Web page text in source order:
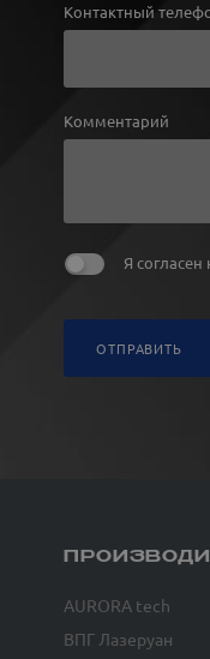
Контактный
Комментарий
Я
ОТПРАВИТЬ
AURORA tech
ВПГ Лазеруан